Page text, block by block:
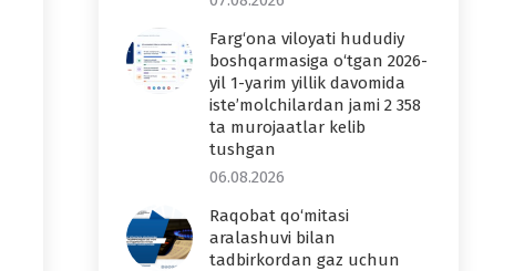
Farg‘ona viloyati hududiy
boshqarmasiga o‘tgan 2026-
yil 1-yarim yillik davomida
iste’molchilardan jami 2 358
ta murojaatlar kelib
tushgan
06.08.2026
Raqobat qo‘mitasi
aralashuvi bilan
tadbirkordan gaz uchun